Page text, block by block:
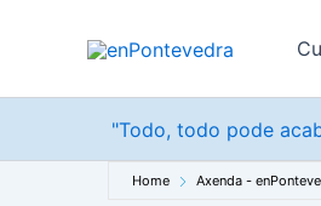
"Todo, todo pode
Home Axenda -